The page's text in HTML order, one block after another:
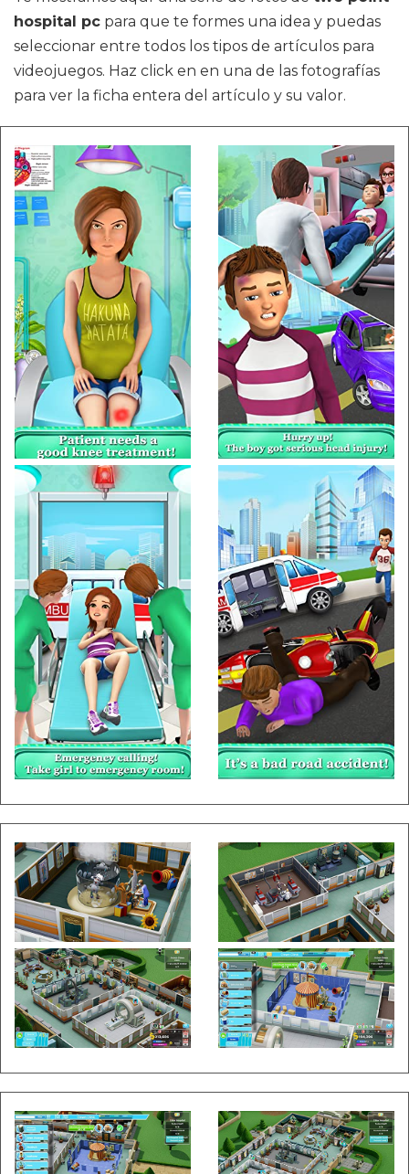
hospital pc para que te formes una idea y puedas
seleccionar entre todos los tipos de artículos para
videojuegos. Haz click en en una de las fotografías
para ver la ficha entera del artículo y su valor.